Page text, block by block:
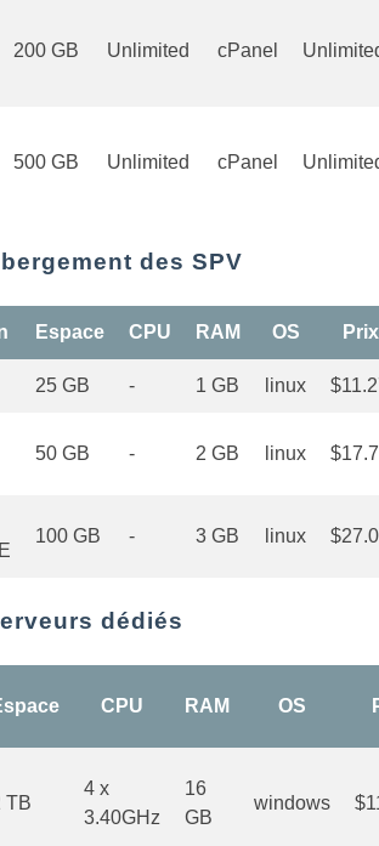
200 GB Unlimited cPanel
500 GB Unlimited cPanel
des SPV
Espace CPU RAM OS Prix
25 GB - 1 GB linux
50 GB - 2 GB linux
100 GB - 3 GB linux
dédiés
CPU RAM OS
TB
4 x
3.40GHz
16
GB
windows